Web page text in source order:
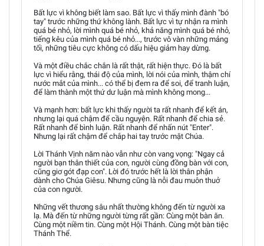
Bất lực vì không biết làm sao. Bất lực vì thấy mình đành "bó
tay" trước những thứ không lành. Bất lực vì tự nhận ra mình
quá bé nhỏ, lời mình quá bé nhỏ, khả năng mình quá bé nhỏ,
tiếng kêu của mình quá bé nhỏ..., trước vô vàn những mảng
tối, những tiêu cực không có dấu hiệu giảm hay dừng.
Và một điều chắc chắn là rất thật, rất hiện thực. Đó là bất
lực vì hiểu rằng, thái độ của mình, lời nói của mình, thậm chí
nước mắt của mình... có thể bị đem ra để soi, để tranh luận,
để làm thành một thứ dư luận mà mình không mong...
Và mạnh hơn: bất lực khi thấy người ta rất nhanh để kết án,
nhưng lại quá chậm để cầu nguyện. Rất nhanh để chia sẻ.
Rất nhanh để bình luận. Rất nhanh để nhấn nút "Enter".
Nhưng lại rất chậm để chắp hai tay trước mặt Chúa.
Lời Thánh Vịnh năm nào vẫn như còn vang vọng: "Ngay cả
người bạn thân thiết của con, người cùng đồng bàn với con,
cũng giơ gót đạp con". Lời đó trước hết là lời thân phận
dành cho Chúa Giêsu. Nhưng cũng là nỗi đau muôn thuở
của con người.
Những vết thương sâu nhất thường không đến từ người xa
lạ. Mà đến từ những người từng rất gần: Cùng một bàn ăn.
Cùng một niềm tin. Cùng một Hội Thánh. Cùng một bàn tiệc
Thánh Thể.